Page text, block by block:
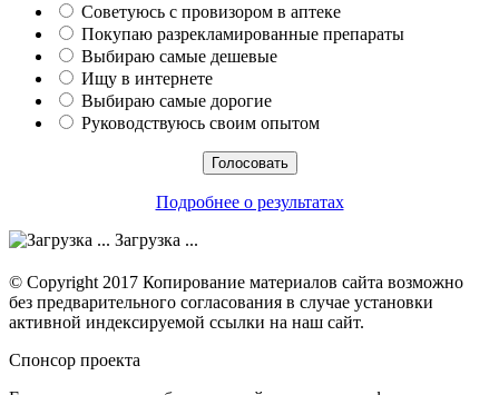
Советуюсь с провизором в аптеке
Покупаю разрекламированные препараты
Выбираю самые дешевые
Ищу в интернете
Выбираю самые дорогие
Руководствуюсь своим опытом
Подробнее о результатах
Загрузка ...
© Copyright 2017 Копирование материалов сайта возможно
без предварительного согласования в случае установки
активной индексируемой ссылки на наш сайт.
Спонсор проекта